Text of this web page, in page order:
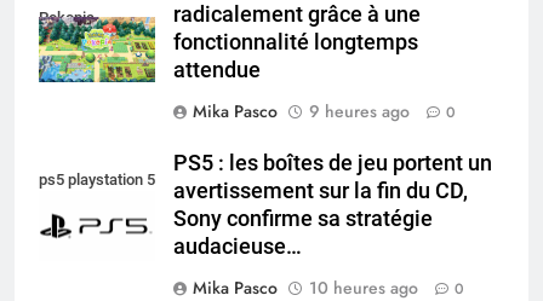
Pokopia
radicalement grâce à une
fonctionnalité longtemps
attendue
Mika Pasco
9 heures ago 0
ps5 playstation 5
PS5 : les boîtes de jeu portent un
avertissement sur la fin du CD,
Sony confirme sa stratégie
audacieuse…
Mika Pasco
10 heures ago 0